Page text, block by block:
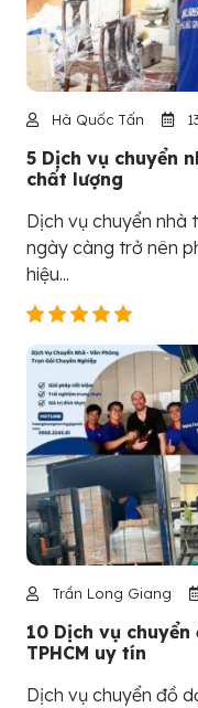
Hà Quốc Tấn
5 Dịch vụ chuyển
chất lượng
Dịch vụ chuyển nhà
ngày càng trở nên
hiệu...
Trần Long Giang
10 Dịch vụ
TPHCM uy tín
Dịch vụ chuyển đồ